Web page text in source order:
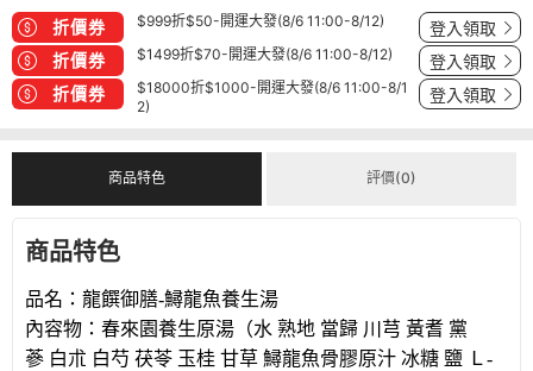
折價券 $999折$50-開運大發(8/6 11:00-8/12) 登入領取
折價券 $1499折$70-開運大發(8/6 11:00-8/12) 登入領取
折價券
$18000折$1000-開運大發(8/6 11:00-8/1
2)
登入領取
商品特色 評價(0)
商品特色
品名：龍饌御膳-鱘龍魚養生湯
內容物：春來園養生原湯（水 熟地 當歸 川芎 黃耆 黨
蔘 白朮 白芍 茯苓 玉桂 甘草 鱘龍魚骨膠原汁 冰糖 鹽 Ｌ -